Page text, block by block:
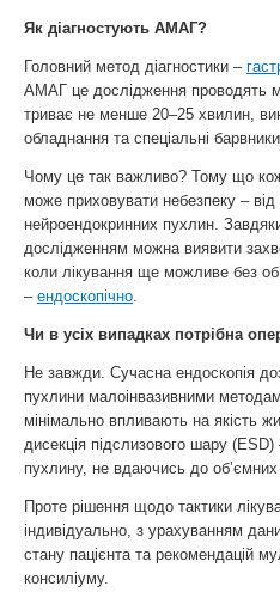
Як діагностують АМАГ?
Головний метод діагностики –
АМАГ це дослідження проводять
триває не менше 20–25 хвилин,
обладнання та спеціальні
Чому це так важливо? Тому що
може приховувати небезпеку –
нейроендокринних пухлин.
дослідженням можна виявити
коли лікування ще можливе без
– ендоскопічно.
Чи в усіх випадках потрібна
Не завжди. Сучасна ендоскопія
пухлини малоінвазивними
мінімально впливають на якість
дисекція підслизового шару
пухлину, не вдаючись до об’ємних
Проте рішення щодо тактики
індивідуально, з урахуванням
стану пацієнта та рекомендацій
консиліуму.